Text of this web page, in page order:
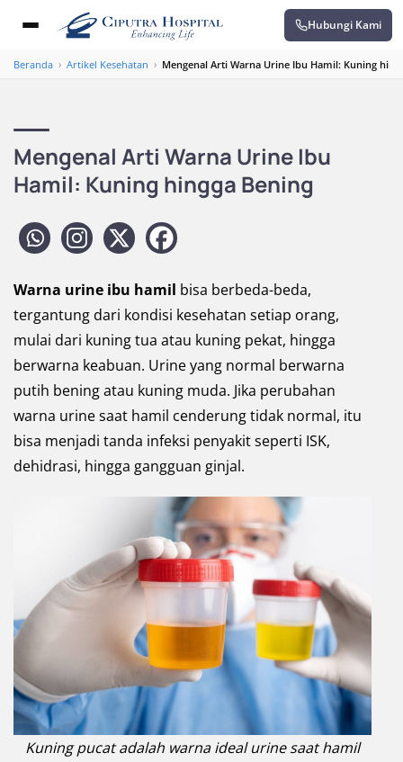
Hubungi Kami
Beranda › Artikel Kesehatan › Mengenal Arti Warna Urine Ibu Hamil: Kuning
Mengenal Arti Warna Urine Ibu
Hamil: Kuning hingga Bening
Warna urine ibu hamil bisa berbeda-beda,
tergantung dari kondisi kesehatan setiap orang,
mulai dari kuning tua atau kuning pekat, hingga
berwarna keabuan. Urine yang normal berwarna
putih bening atau kuning muda. Jika perubahan
warna urine saat hamil cenderung tidak normal, itu
bisa menjadi tanda infeksi penyakit seperti ISK,
dehidrasi, hingga gangguan ginjal.
Kuning pucat adalah warna ideal urine saat hamil